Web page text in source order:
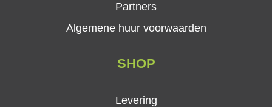
Partners
Algemene huur voorwaarden
SHOP
Levering